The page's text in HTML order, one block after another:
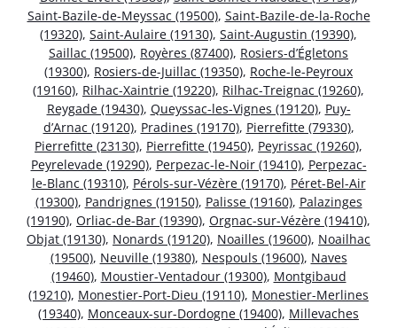
Saint-Bazile-de-Meyssac (19500), Saint-Bazile-de-la-Roche
(19320), Saint-Aulaire (19130), Saint-Augustin (19390),
Saillac (19500), Royères (87400), Rosiers-d’Égletons
(19300), Rosiers-de-Juillac (19350), Roche-le-Peyroux
(19160), Rilhac-Xaintrie (19220), Rilhac-Treignac (19260),
Reygade (19430), Queyssac-les-Vignes (19120), Puy-
d’Arnac (19120), Pradines (19170), Pierrefitte (79330),
Pierrefitte (23130), Pierrefitte (19450), Peyrissac (19260),
Peyrelevade (19290), Perpezac-le-Noir (19410), Perpezac-
le-Blanc (19310), Pérols-sur-Vézère (19170), Péret-Bel-Air
(19300), Pandrignes (19150), Palisse (19160), Palazinges
(19190), Orliac-de-Bar (19390), Orgnac-sur-Vézère (19410),
Objat (19130), Nonards (19120), Noailles (19600), Noailhac
(19500), Neuville (19380), Nespouls (19600), Naves
(19460), Moustier-Ventadour (19300), Montgibaud
(19210), Monestier-Port-Dieu (19110), Monestier-Merlines
(19340), Monceaux-sur-Dordogne (19400), Millevaches